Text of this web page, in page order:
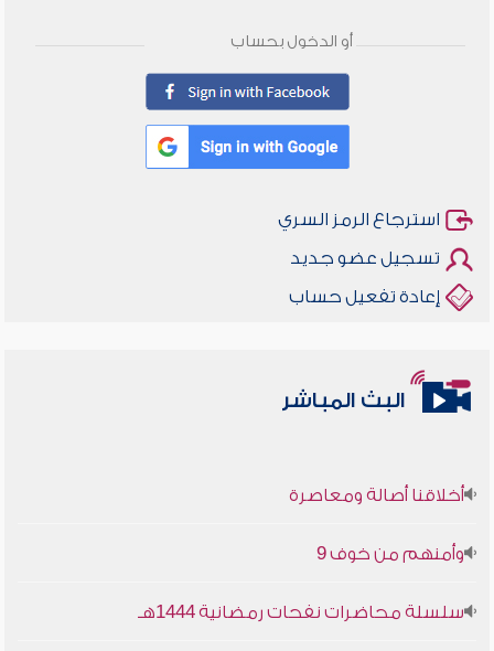
أو الدخول بحساب
استرجاع الرمز السري
تسجيل عضو جديد
إعادة تفعيل حساب
البث المباشر
أخلاقنا أصالة ومعاصرة
وأمنهم من خوف 9
سلسلة محاضرات نفحات رمضانية 1444هـ